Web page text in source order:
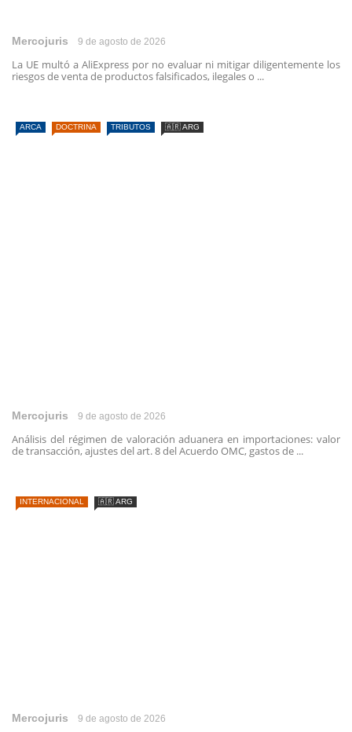
Mercojuris 9 de agosto de 2026
La UE multó a AliExpress por no evaluar ni mitigar diligentemente los
riesgos de venta de productos falsificados, ilegales o ...
ARCA DOCTRINA TRIBUTOS 🇦🇷 ARG
Mercojuris 9 de agosto de 2026
Análisis del régimen de valoración aduanera en importaciones: valor
de transacción, ajustes del art. 8 del Acuerdo OMC, gastos de ...
INTERNACIONAL 🇦🇷 ARG
Mercojuris 9 de agosto de 2026